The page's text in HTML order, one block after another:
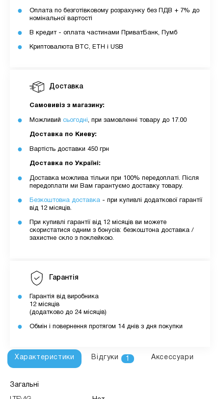
Доставка
Самовивіз з магазину:
Можливий сьогодні, при замовленні товару до 17.00
Доставка по Киеву:
Вартість доставки 450 грн
Доставка по Україні:
Доставка можлива тільки при 100% передоплаті. Після
передоплати ми Вам гарантуємо доставку товару.
Безкоштовна доставка - при купивлі додаткової гарантії
від 12 місяців.
При купивлі гарантії від 12 місяців ви можете
скористатися одним з бонусів: безкоштона доставка /
захистне скло з поклейкою.
Гарантія
Гарантія від виробника
12 місяців
(додатково до 24 місяців)
Обмін і повернення протягом 14 днів з дня покупки
Оплата по безготівковому розрахунку без ПДВ + 7% до
номінальної вартості
В кредит - оплата частинами ПриватБанк, Пумб
Криптовалюта BTC, ETH і USB
Характеристики Відгуки 1 Аксессуари
Загальні